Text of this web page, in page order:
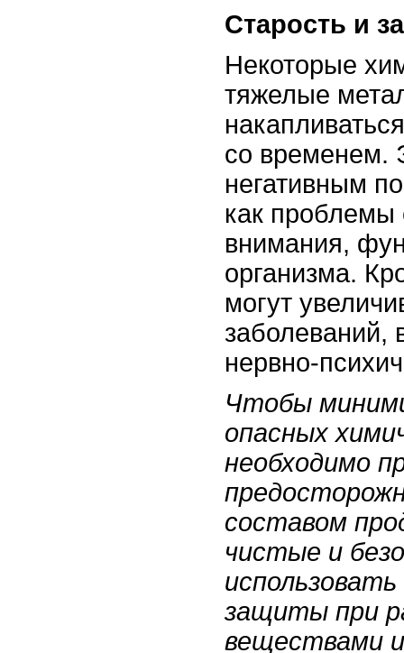
Старость и
Некоторые
тяжелые
со временем.
негативным
как проблемы
внимания,
организма.
могут
заболеваний,
нервно-
Чтобы
опасных
необходимо
составом
чистые и
защиты при
веществами